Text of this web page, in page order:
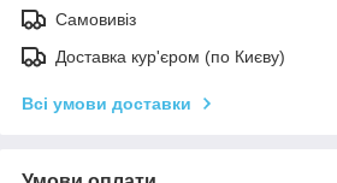
Самовивіз
Доставка кур'єром (по Києву)
Всі умови доставки